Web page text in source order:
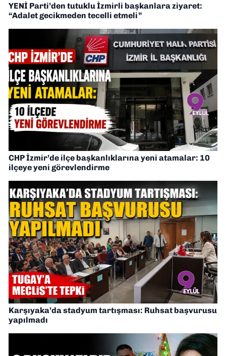
YENİ Parti’den tutuklu İzmirli başkanlara ziyaret:
“Adalet gecikmeden tecelli etmeli”
CHP İzmir’de ilçe başkanlıklarına yeni atamalar: 10
ilçeye yeni görevlendirme
Karşıyaka’da stadyum tartışması: Ruhsat başvurusu
yapılmadı